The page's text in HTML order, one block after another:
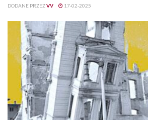
DODANE PRZEZVV 17-02-2025